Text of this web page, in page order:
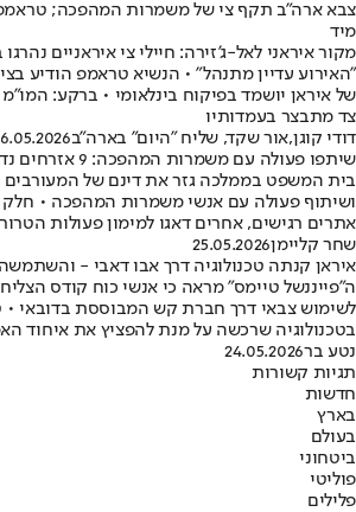
צבא ארה"ב תקף צי של משמרות המהפכה; טראמפ
מיד
מקור איראני לאל-ג'זירה: חיילי צי איראניים
"האירוע עדיין מתנהל" • הנשיא טראמפ הודיע
של איראן יושמד בפיקוח בינלאומי • ברקע:
צד מתבצר בעמדותיו
דודי קוגן,אור שקד, שליח "היום" בארה"ב
שיתפו פעולה עם משמרות המהפכה: 9 אזרחים נדונו למאסר עולם בבחריין
בית המשפט בממלכה גזר את דינם של המעורבים
ושיתוף פעולה עם אנשי משמרות המהפכה • חלק
אתרים רגישים, אחרים דאגו למימון פעולות הטרור
שחר קליימן25.05.2026
איראן קנתה טכנולוגיה דרך אבו דאבי -
ה"פייננשל טיימס" מראה כי אנשי כוח קודס
לשימוש צבאי דרך חברת קש המבוססת בדובאי
בטכנולוגיה שרכשה על מנת להפציץ את איחוד
נטע בר24.05.2026
תגיות קשורות
חדשות
בארץ
בעולם
ביטחוני
פוליטי
פלילים